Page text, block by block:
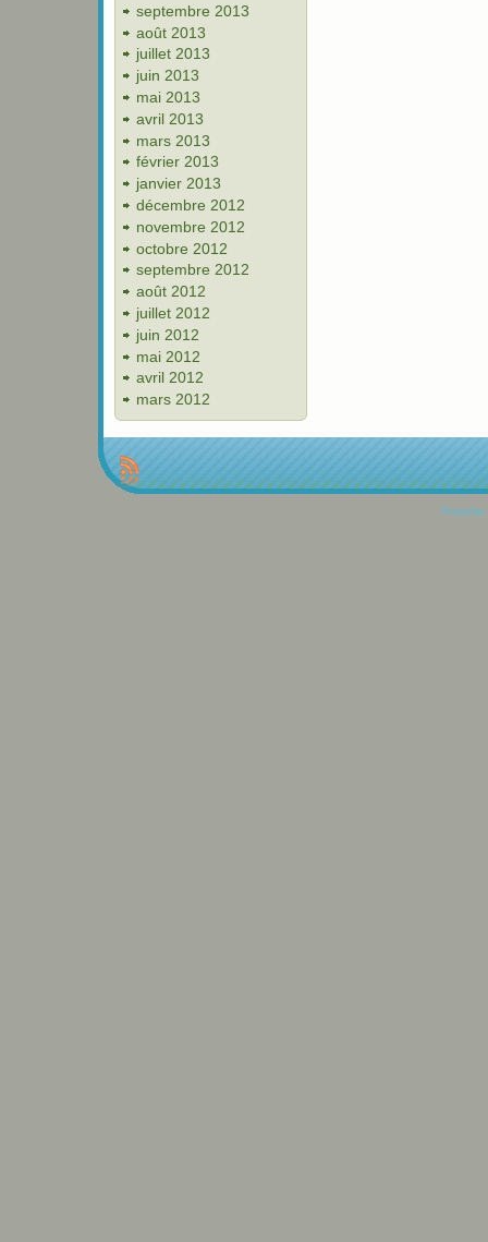
septembre 2013
août 2013
juillet 2013
juin 2013
mai 2013
avril 2013
mars 2013
février 2013
janvier 2013
décembre 2012
novembre 2012
octobre 2012
septembre 2012
août 2012
juillet 2012
juin 2012
mai 2012
avril 2012
mars 2012